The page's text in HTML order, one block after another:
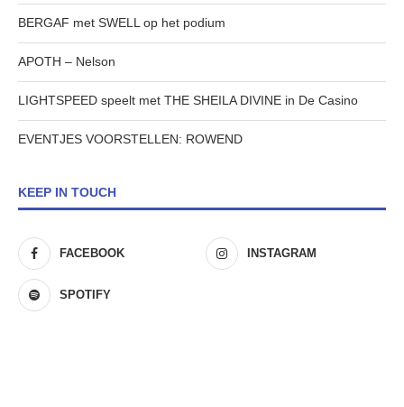
BERGAF met SWELL op het podium
APOTH – Nelson
LIGHTSPEED speelt met THE SHEILA DIVINE in De Casino
EVENTJES VOORSTELLEN: ROWEND
KEEP IN TOUCH
FACEBOOK INSTAGRAM
SPOTIFY